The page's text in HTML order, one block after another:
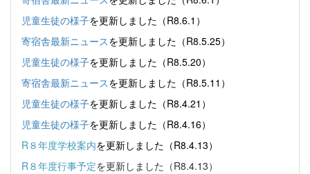
児童生徒の様子を更新しました（R8.6.1）
寄宿舎最新ニュースを更新しました（R8.5.25）
児童生徒の様子を更新しました（R8.5.20）
寄宿舎最新ニュースを更新しました（R8.5.11）
児童生徒の様子を更新しました（R8.4.21）
児童生徒の様子を更新しました（R8.4.16）
R８年度学校案内を更新しました（R8.4.13）
R８年度行事予定を更新しました（R8.4.13）